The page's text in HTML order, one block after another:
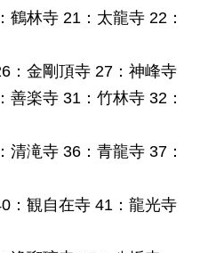
鶴林寺 21：太龍寺 22：
：金剛頂寺 27：神峰寺
善楽寺 31：竹林寺 32：
滝寺 36：青龍寺 37：
：観自在寺 41：龍光寺